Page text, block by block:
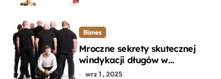
Biznes
Mroczne sekrety skutecznej
windykacji długów w
departamencie windykacji
wrz 1 , 2025